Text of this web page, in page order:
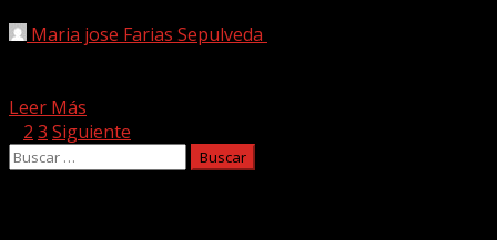
Maria jose Farias Sepulveda
Leer Más
Paginación
de
2 3 Siguiente
Buscar: